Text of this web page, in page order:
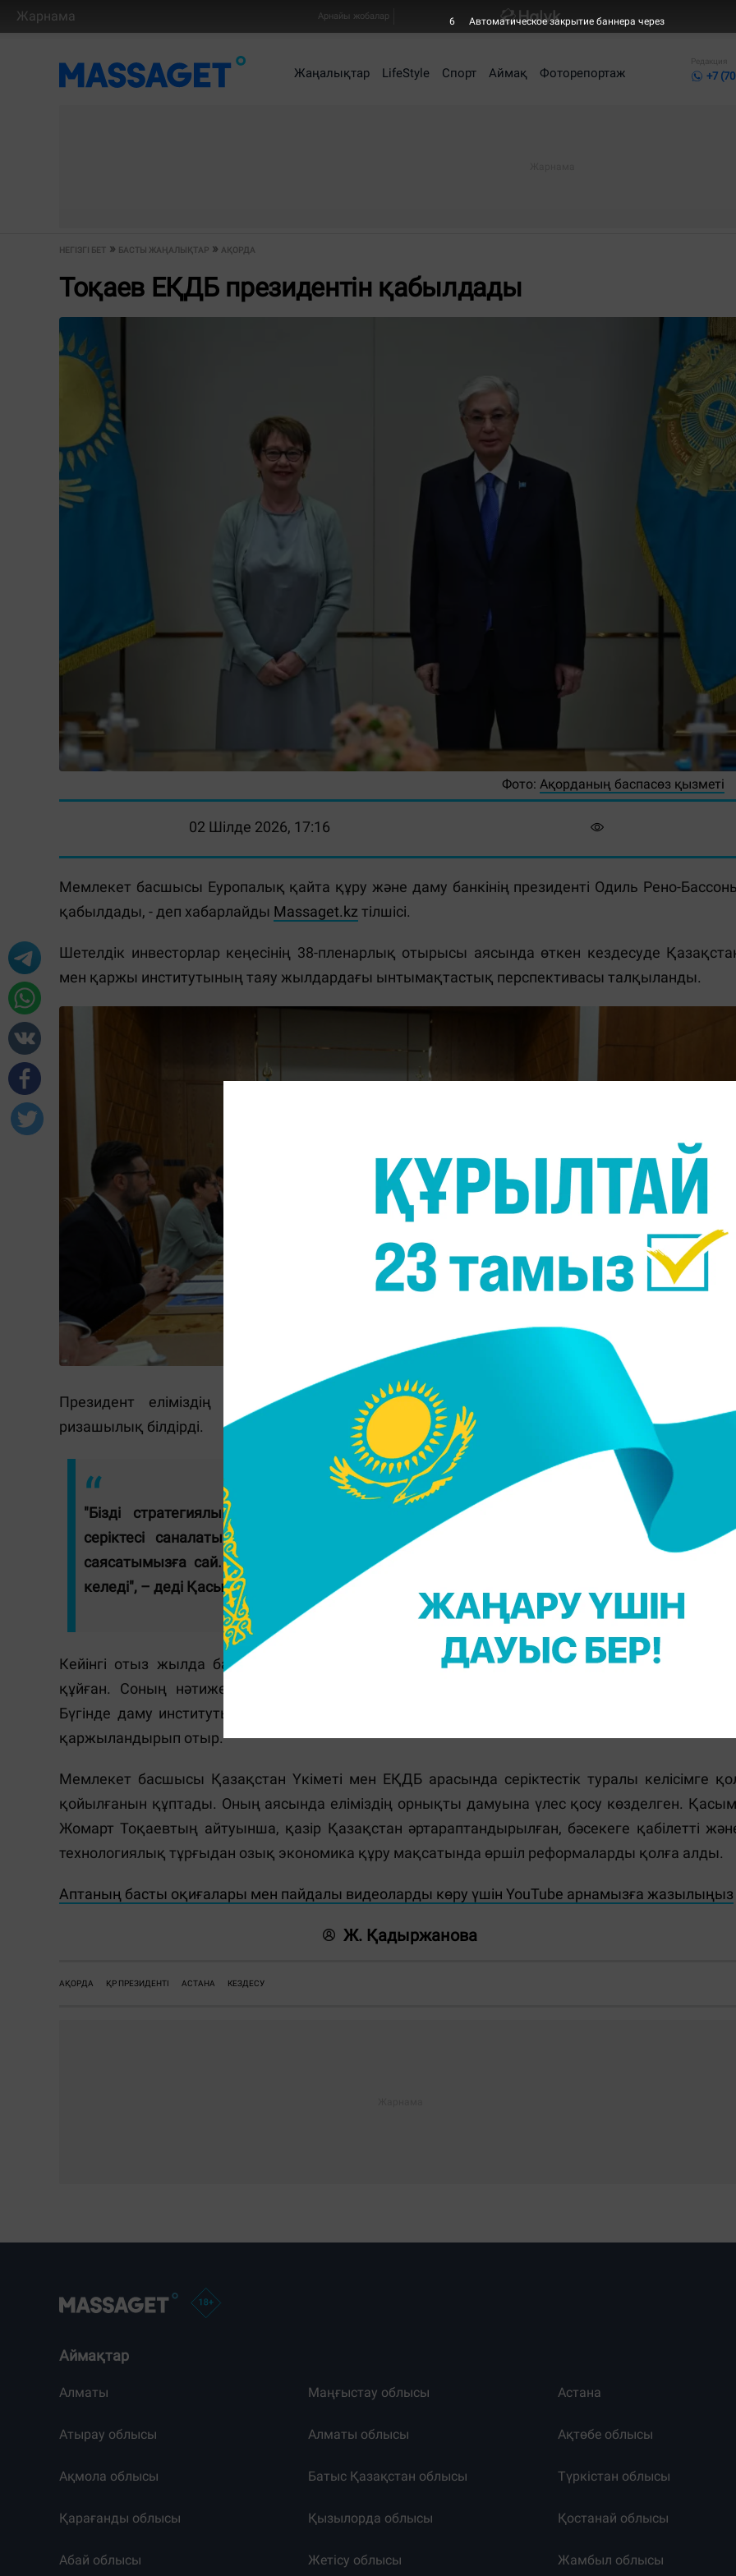
Жарнама Арнайы жобалар
Жаңалықтар LifeStyle Спорт Аймақ Фоторепортаж
Редакция
+7
НЕГІЗГІ БЕТ БАСТЫ ЖАҢАЛЫҚТАР АҚОРДА
Тоқаев ЕҚДБ президентін қабылдады
Фото: Ақорданың баспасөз қызметі
02 Шілде 2026, 17:16
Мемлекет басшысы Еуропалық қайта құру және даму банкінің президенті Одиль Рено-
қабылдады, - деп хабарлайды Massaget.kzтілшісі.
Шетелдік инвесторлар кеңесінің 38-пленарлық отырысы аясында өткен кездесуде
мен қаржы институтының таяу жылдардағы ынтымақтастық перспективасы талқыланды.
Президент еліміздің экономикалық дамуына үлес қосқаны үшін ЕҚДБ
ризашылық білдірді.
"Бізді стратегиялық қарым-қатынас байланыстырады. Қазақстан – банктің негізгі
серіктесі саналатын мемлекеттің бірі. Мұндай ынтымақтастық біздің ұзақ мерзімді
саясатымызға сай. Өзара ықпалдастығымыз көптеген жылдан бері табысты ілгерілеп
келеді", – деді Қасым-Жомарт Тоқаев.
Кейінгі отыз жылда банк Қазақстандағы 354 жобаға 11 миллиард еуродан аса
құйған. Соның нәтижесінде еліміз ЕҚДБ-ның аймақтағы ірі серіктестерінің біріне
Бүгінде даму институты Қазақстанда жалпы құны 3,1 миллиард еуродан асатын 131
қаржыландырып отыр.
Мемлекет басшысы Қазақстан Үкіметі мен ЕҚДБ арасында серіктестік туралы келісімге
қойылғанын құптады. Оның аясында еліміздің орнықты дамуына үлес қосу көзделген.
Жомарт Тоқаевтың айтуынша, қазір Қазақстан әртараптандырылған, бәсекеге қабілетті
технологиялық тұрғыдан озық экономика құру мақсатында өршіл реформаларды қолға алды.
Аптаның басты оқиғалары мен пайдалы видеоларды көру үшін YouTube арнамызға жазылыңыз
Ж. Қадыржанова
АҚОРДА ҚР ПРЕЗИДЕНТІ АСТАНА КЕЗДЕСУ
Аймақтар
Алматы Маңғыстау облысы Астана
Атырау облысы Алматы облысы Ақтөбе облысы
Ақмола облысы Батыс Қазақстан облысы Түркістан облысы
Қарағанды облысы Қызылорда облысы Қостанай облысы
Абай облысы Жетісу облысы Жамбыл облысы
6 Автоматическое закрытие баннера через